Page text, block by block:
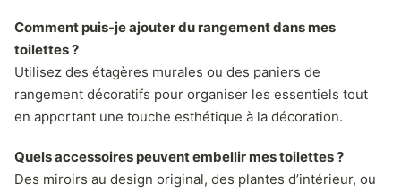
Comment puis-je ajouter du rangement dans mes
toilettes ?
Utilisez des étagères murales ou des paniers de
rangement décoratifs pour organiser les essentiels tout
en apportant une touche esthétique à la décoration.
Quels accessoires peuvent embellir mes toilettes ?
Des miroirs au design original, des plantes d’intérieur, ou